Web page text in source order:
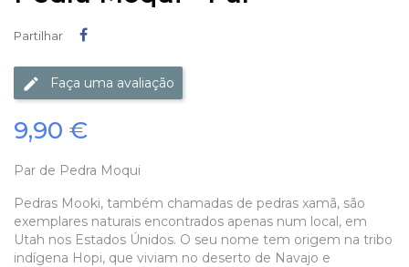
Partilhar
Faça uma avaliação
9,90 €
Par de Pedra Moqui
Pedras Mooki, também chamadas de pedras xamã, são
exemplares naturais encontrados apenas num local, em
Utah nos Estados Únidos. O seu nome tem origem na tribo
indígena Hopi, que viviam no deserto de Navajo e